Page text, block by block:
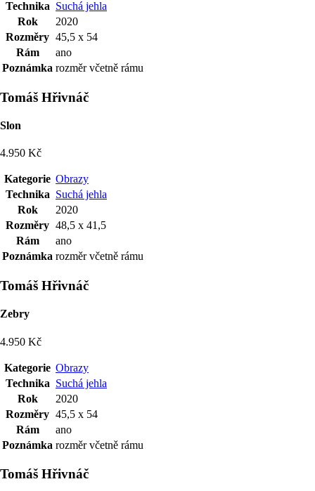
Technika Suchá jehla
Rok
2020
Rozměry 45,5 x 54
Rám
ano
Poznámka rozměr včetně rámu
Tomáš Hřivnáč
Slon
4.950 Kč
Kategorie Obrazy
Technika Suchá jehla
Rok
2020
Rozměry 48,5 x 41,5
Rám
ano
Poznámka rozměr včetně rámu
Tomáš Hřivnáč
Zebry
4.950 Kč
Kategorie Obrazy
Technika Suchá jehla
Rok
2020
Rozměry 45,5 x 54
Rám
ano
Poznámka rozměr včetně rámu
Tomáš Hřivnáč